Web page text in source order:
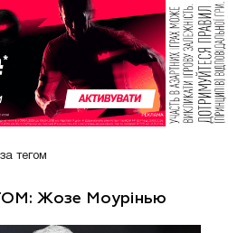
тегом
Жозе Моурінью